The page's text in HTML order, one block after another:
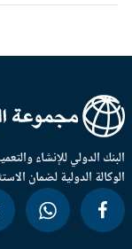
الدولي للإنشاء والتعمير
الدولية لضمان الاستثمار